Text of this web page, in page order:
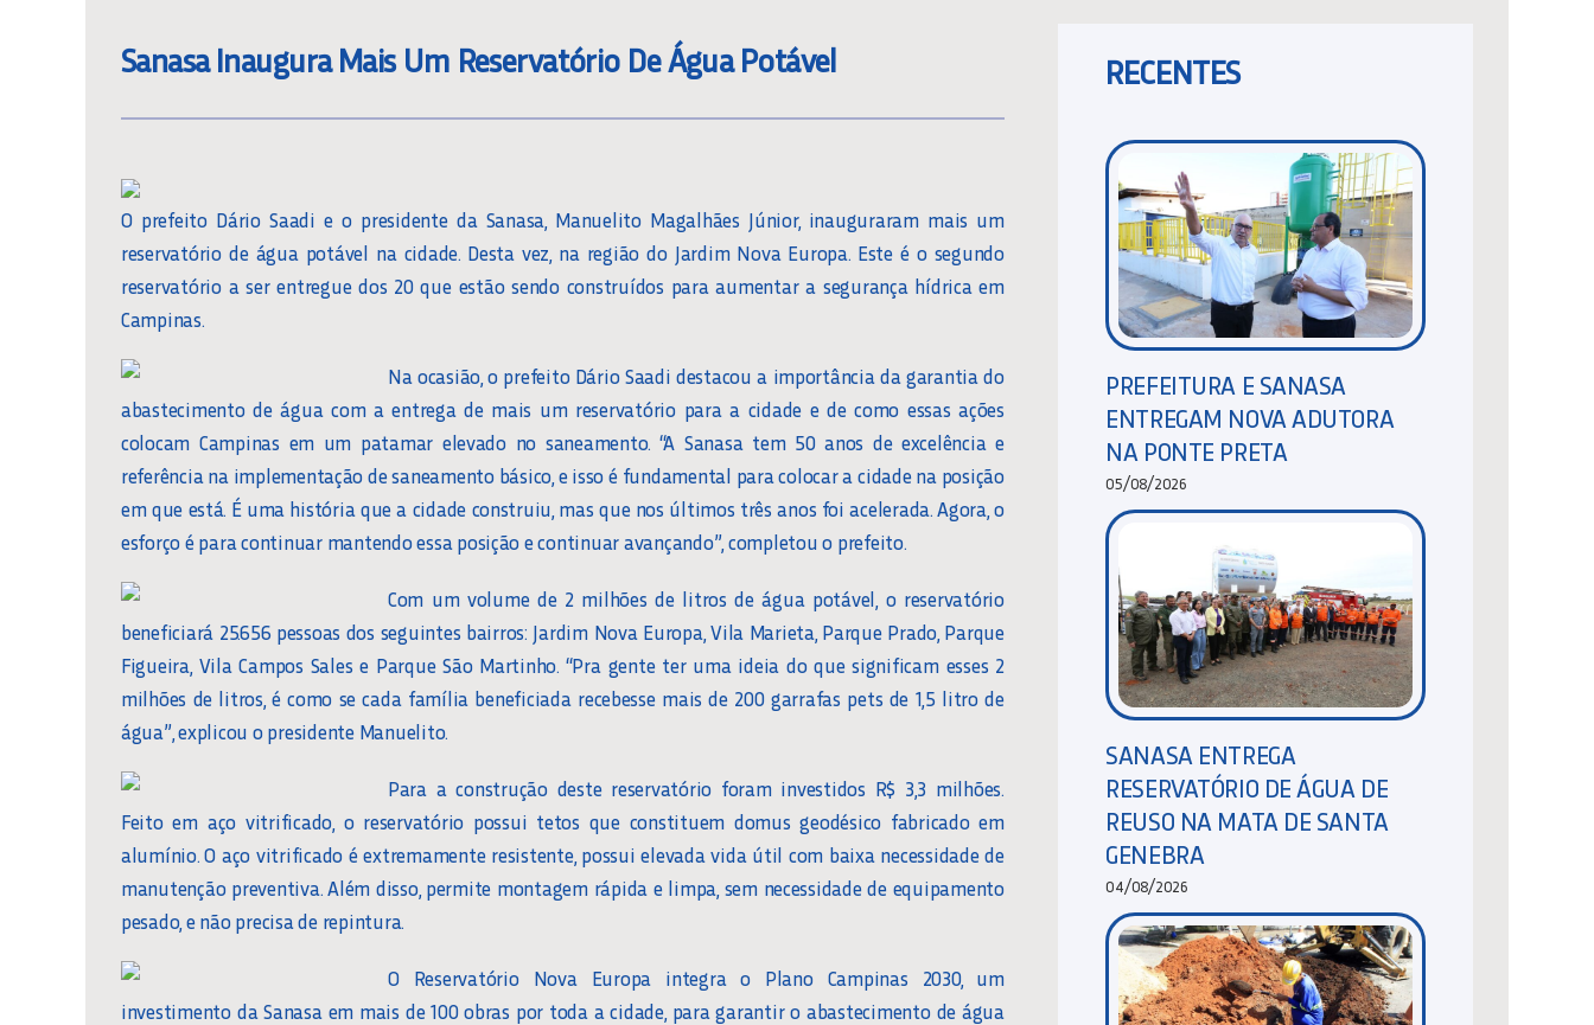
Sanasa Inaugura Mais Um Reservatório De Água Potável
O prefeito Dário Saadi e o presidente da Sanasa, Manuelito Magalhães Júnior, inauguraram mais um
reservatório de água potável na cidade. Desta vez, na região do Jardim Nova Europa. Este é o segundo
reservatório a ser entregue dos 20 que estão sendo construídos para aumentar a segurança hídrica em
Campinas.
Na ocasião, o prefeito Dário Saadi destacou a importância da garantia do
abastecimento de água com a entrega de mais um reservatório para a cidade e de como essas ações
colocam Campinas em um patamar elevado no saneamento. “A Sanasa tem 50 anos de excelência e
referência na implementação de saneamento básico, e isso é fundamental para colocar a cidade na posição
em que está. É uma história que a cidade construiu, mas que nos últimos três anos foi acelerada. Agora, o
esforço é para continuar mantendo essa posição e continuar avançando”, completou o prefeito.
Com um volume de 2 milhões de litros de água potável, o reservatório
beneficiará 25.656 pessoas dos seguintes bairros: Jardim Nova Europa, Vila Marieta, Parque Prado, Parque
Figueira, Vila Campos Sales e Parque São Martinho. “Pra gente ter uma ideia do que significam esses 2
milhões de litros, é como se cada família beneficiada recebesse mais de 200 garrafas pets de 1,5 litro de
água”, explicou o presidente Manuelito.
Para a construção deste reservatório foram investidos R$ 3,3 milhões.
Feito em aço vitrificado, o reservatório possui tetos que constituem domus geodésico fabricado em
alumínio. O aço vitrificado é extremamente resistente, possui elevada vida útil com baixa necessidade de
manutenção preventiva. Além disso, permite montagem rápida e limpa, sem necessidade de equipamento
pesado, e não precisa de repintura.
O Reservatório Nova Europa integra o Plano Campinas 2030, um
investimento da Sanasa em mais de 100 obras por toda a cidade, para garantir o abastecimento de água
RECENTES
PREFEITURA E SANASA
ENTREGAM NOVA ADUTORA
NA PONTE PRETA
05/08/2026
SANASA ENTREGA
RESERVATÓRIO DE ÁGUA DE
REUSO NA MATA DE SANTA
GENEBRA
04/08/2026